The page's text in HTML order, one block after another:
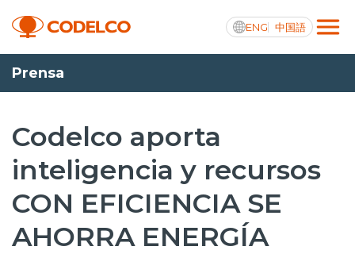
ENG 中国語
Transparencia activa
Nosotros
Operaciones
Proyectos
Prensa
Codelco aporta
inteligencia y recursos
CON EFICIENCIA SE
AHORRA ENERGÍA